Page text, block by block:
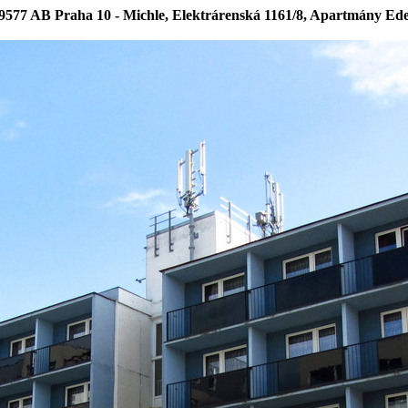
AB Praha 10 - Michle, Elektrárenská 1161/8, Apartmány